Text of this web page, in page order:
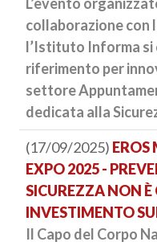
collaborazione con
l’Istituto Informa
riferimento per
settore
dedicata alla
(17/09/2025) EROS
EXPO 2025 -
SICUREZZA NON
INVESTIMENTO
Il Capo del Corpo